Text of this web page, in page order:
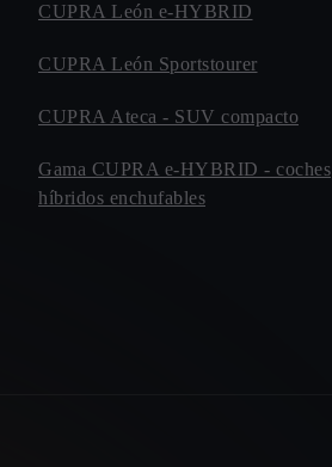
CUPRA León e-HYBRID
CUPRA León Sportstourer
CUPRA Ateca - SUV compacto
Gama CUPRA e-HYBRID - coches
híbridos enchufables